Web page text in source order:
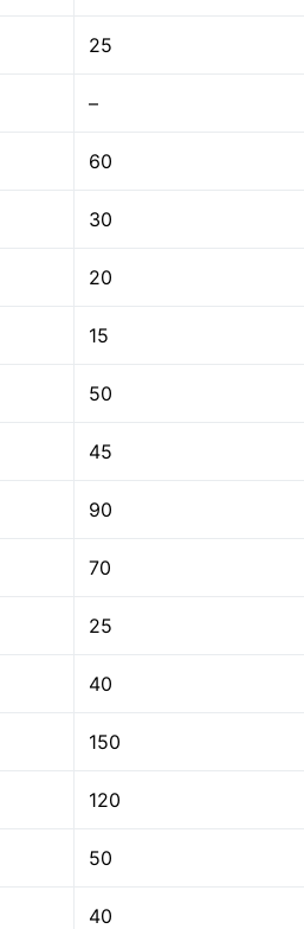
25
–
60
30
20
15
50
45
90
70
25
40
150
120
50
40